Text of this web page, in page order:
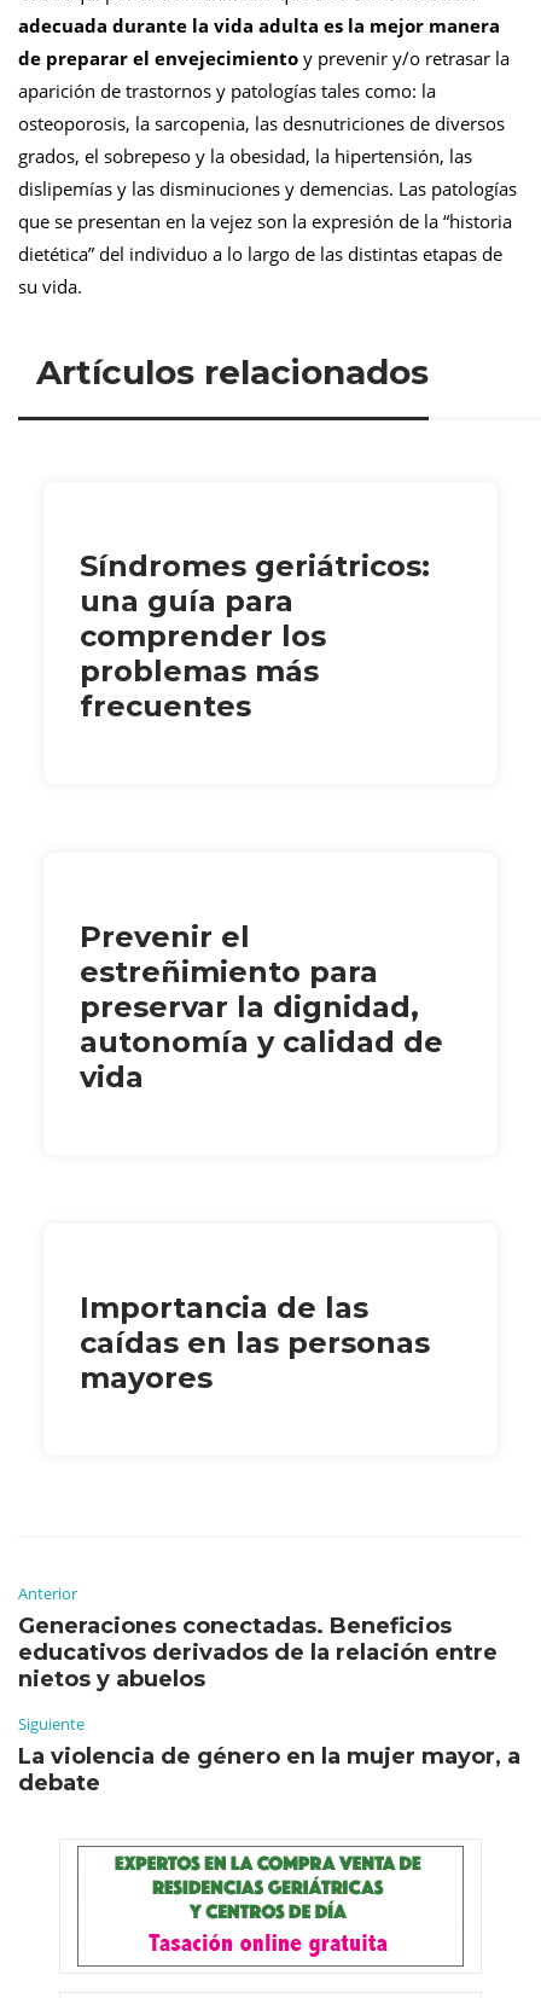
adecuada durante la vida adulta es la mejor manera
de preparar el envejecimiento y prevenir y/o retrasar la
aparición de trastornos y patologías tales como: la
osteoporosis, la sarcopenia, las desnutriciones de diversos
grados, el sobrepeso y la obesidad, la hipertensión, las
dislipemías y las disminuciones y demencias. Las patologías
que se presentan en la vejez son la expresión de la “historia
dietética” del individuo a lo largo de las distintas etapas de
su vida.
Artículos relacionados
Síndromes geriátricos:
una guía para
comprender los
problemas más
frecuentes
Prevenir el
estreñimiento para
preservar la dignidad,
autonomía y calidad de
vida
Importancia de las
caídas en las personas
mayores
Anterior
Generaciones conectadas. Beneficios
educativos derivados de la relación entre
nietos y abuelos
Siguiente
La violencia de género en la mujer mayor, a
debate